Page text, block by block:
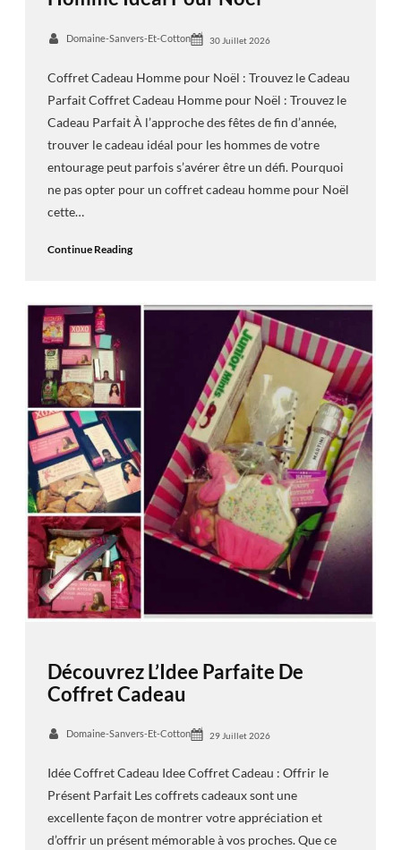
Domaine-Sanvers-Et-Cotton 30 Juillet 2026
Coffret Cadeau Homme pour Noël : Trouvez le Cadeau
Parfait Coffret Cadeau Homme pour Noël : Trouvez le
Cadeau Parfait À l’approche des fêtes de fin d’année,
trouver le cadeau idéal pour les hommes de votre
entourage peut parfois s’avérer être un défi. Pourquoi
ne pas opter pour un coffret cadeau homme pour Noël
cette…
Continue Reading
Découvrez L’Idee Parfaite De
Coffret Cadeau
Domaine-Sanvers-Et-Cotton 29 Juillet 2026
Idée Coffret Cadeau Idee Coffret Cadeau : Offrir le
Présent Parfait Les coffrets cadeaux sont une
excellente façon de montrer votre appréciation et
d’offrir un présent mémorable à vos proches. Que ce